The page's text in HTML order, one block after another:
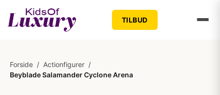
TILBUD
Forside / Actionfigurer /
Beyblade Salamander Cyclone Arena